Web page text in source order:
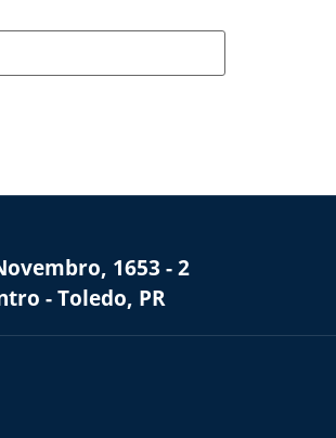
1653 - 2
- Toledo, PR